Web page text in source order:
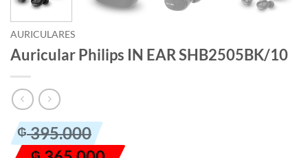
AURICULARES
Auricular Philips IN EAR SHB2505BK/10
₲395.000
El
precio
₲
El
precio